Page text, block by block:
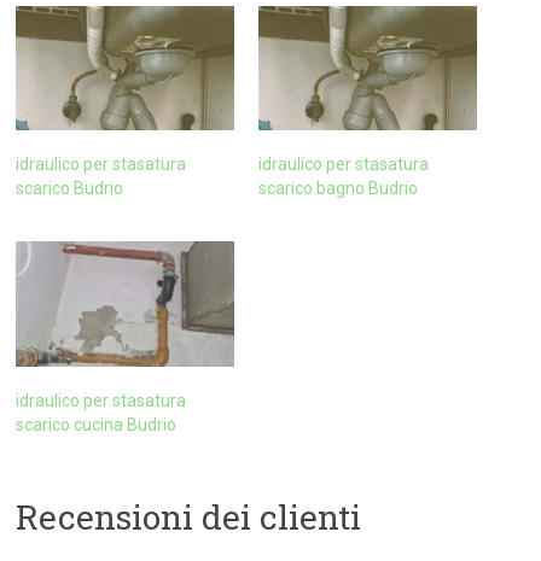
idraulico per stasatura
scarico Budrio
idraulico per stasatura
scarico bagno Budrio
idraulico per stasatura
scarico cucina Budrio
Recensioni dei clienti